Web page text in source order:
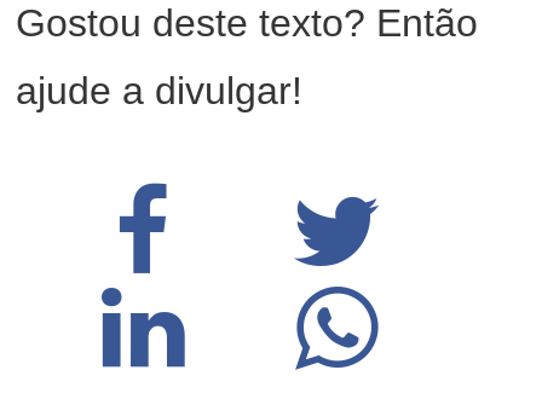
Gostou deste texto? Então
ajude a divulgar!